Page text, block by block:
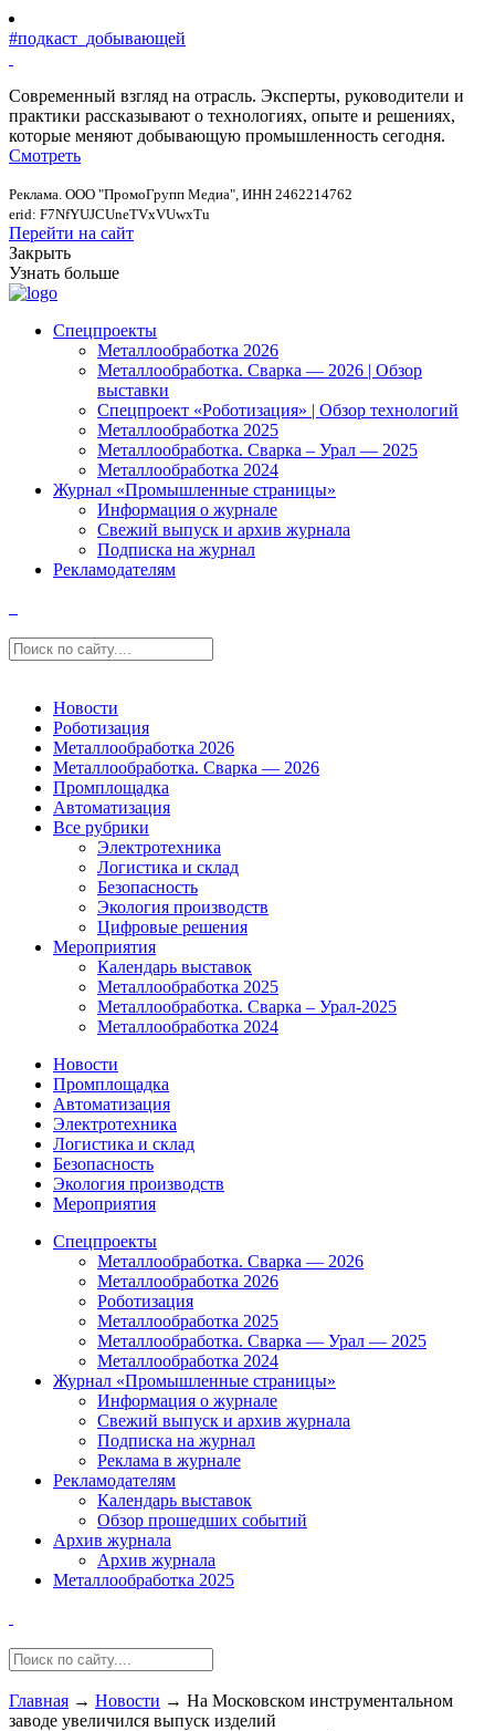
#подкаст_добывающей
Современный взгляд на отрасль. Эксперты, руководители и
практики рассказывают о технологиях, опыте и решениях,
которые меняют добывающую промышленность сегодня.
Смотреть
Реклама. ООО "ПромоГрупп Медиа", ИНН 2462214762
erid: F7NfYUJCUneTVxVUwxTu
Перейти на сайт
Закрыть
Узнать больше
Спецпроекты
Металлообработка 2026
Металлообработка. Сварка — 2026 | Обзор
выставки
Спецпроект «Роботизация» | Обзор технологий
Металлообработка 2025
Металлообработка. Сварка – Урал — 2025
Металлообработка 2024
Журнал «Промышленные страницы»
Информация о журнале
Свежий выпуск и архив журнала
Подписка на журнал
Рекламодателям
Новости
Роботизация
Металлообработка 2026
Металлообработка. Сварка — 2026
Промплощадка
Автоматизация
Все рубрики
Электротехника
Логистика и склад
Безопасность
Экология производств
Цифровые решения
Мероприятия
Календарь выставок
Металлообработка 2025
Металлообработка. Сварка – Урал-2025
Металлообработка 2024
Новости
Промплощадка
Автоматизация
Электротехника
Логистика и склад
Безопасность
Экология производств
Мероприятия
Спецпроекты
Металлообработка. Сварка — 2026
Металлообработка 2026
Роботизация
Металлообработка 2025
Металлообработка. Сварка — Урал — 2025
Металлообработка 2024
Журнал «Промышленные страницы»
Информация о журнале
Свежий выпуск и архив журнала
Подписка на журнал
Реклама в журнале
Рекламодателям
Календарь выставок
Обзор прошедших событий
Архив журнала
Архив журнала
Металлообработка 2025
Главная → Новости → На Московском инструментальном
заводе увеличился выпуск изделий